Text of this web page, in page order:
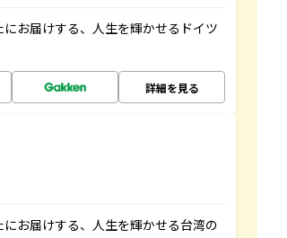
お届けする、人生を輝かせるドイツ
詳細を見る
お届けする、人生を輝かせる台湾の